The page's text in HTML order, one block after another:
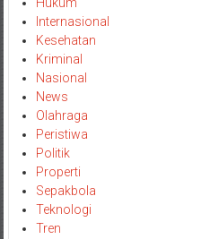
Internasional
Kesehatan
Kriminal
Nasional
News
Olahraga
Peristiwa
Politik
Properti
Sepakbola
Teknologi
Tren